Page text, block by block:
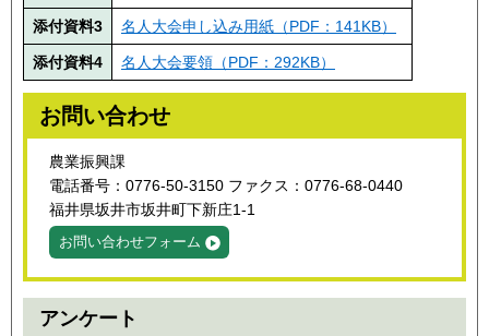
添付資料3 名人大会申し込み用紙（PDF：141KB）
添付資料4 名人大会要領（PDF：292KB）
お問い合わせ
農業振興課
電話番号：0776-50-3150 ファクス：0776-68-0440
福井県坂井市坂井町下新庄1-1
お問い合わせフォーム
アンケート